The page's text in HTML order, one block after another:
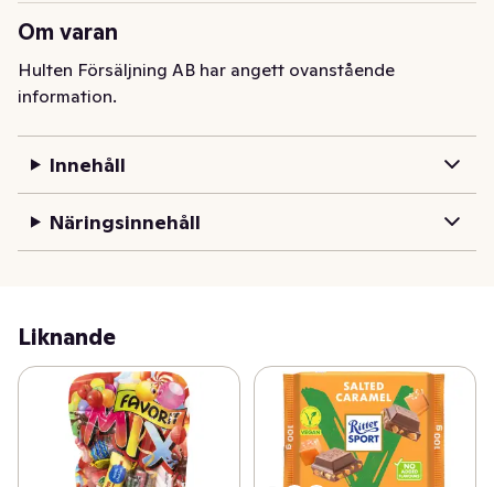
Om varan
Hulten Försäljning AB har angett ovanstående
information.
Innehåll
Näringsinnehåll
Liknande